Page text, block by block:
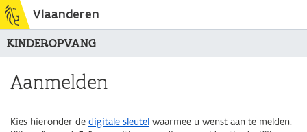
Vlaanderen
KINDEROPVANG
Aanmelden
Kies hieronder de digitale sleutel waarmee u wenst aan te melden.